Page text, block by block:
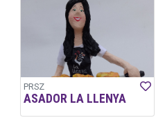
PRSZ
ASADOR LA LLENYA